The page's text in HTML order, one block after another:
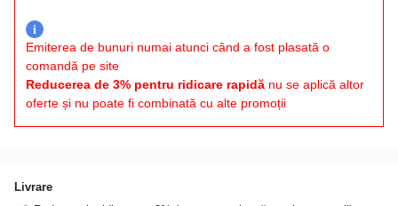
i
Emiterea de bunuri numai atunci când a fost plasată o
comandă pe site
Reducerea de 3% pentru ridicare rapidă nu se aplică altor
oferte și nu poate fi combinată cu alte promoții
Livrare